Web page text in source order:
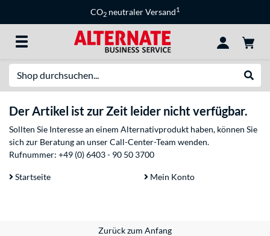
CO2 neutraler Versand1
Der Artikel ist zur Zeit leider nicht verfügbar.
Sollten Sie Interesse an einem Alternativprodukt haben, können Sie
sich zur Beratung an unser Call-Center-Team wenden.
Rufnummer: +49 (0) 6403 - 90 50 3700
Startseite Mein Konto
Zurück zum Anfang